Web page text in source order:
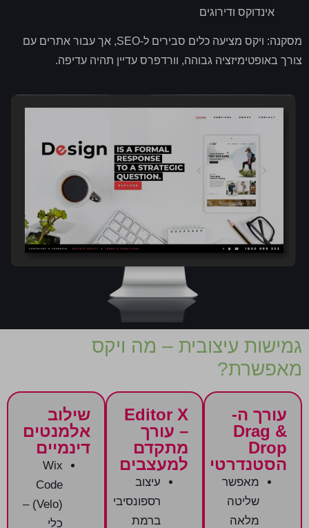
אינדוקס ודירוגים
מסקנה: ויקס מציעה כלים סבירים ל-SEO,
אך עבור אתרים עם
צורך באופטימיזציה גבוהה, וורדפרס עדיין תהיה עדיפה.
גמישות עיצובית – מה ויקס
מאפשרת?
עורך ה-
Drag &
Drop
הסטנדרטי
מאפשר
שליטה
מלאה
Editor X
– עורך
מתקדם
למעצבים
עיצוב
רספונסיבי
ברמת
שילוב
אלמנטים
דינמיים
Wix
Code
(Velo) –
כלי